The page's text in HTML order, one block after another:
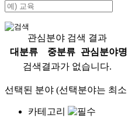
관심분야 검색 결과
대분류
중분류
관심분야명
검색결과가 없습니다.
선택된 분야 (선택분야는 최
카테고리